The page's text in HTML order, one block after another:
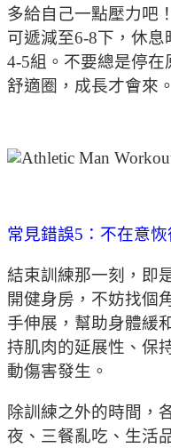
多給自己一點壓力吧
可遞減至6-8下，休
4-5組。不要總是停
舒適圈，成長才會來。
常見錯誤5：不在意恢
結束訓練那一刻，即
開健身房，不妨找個
手伸展，幫助身體緩
持肌肉的延展性、保
動傷害發生。
除訓練之外的時間，
夜、三餐亂吃、生活